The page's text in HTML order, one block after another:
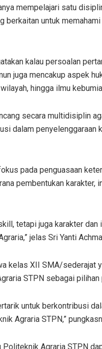
mempelajari satu
untuk
kalau persoalan
juga mencakup aspek
hingga ilmu
secara multidisiplin
dalam penyelenggaraan
pada penguasaan
pembentukan karakter,
, tetapi juga karakter
jelas Sri Yanti
kelas XII SMA/sederajat
STPN sebagai
untuk berkontribusi
Agraria STPN,”
Agraria STPN